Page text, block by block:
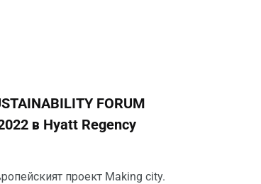
FORUM
в Hyatt Regency
проект Making city.